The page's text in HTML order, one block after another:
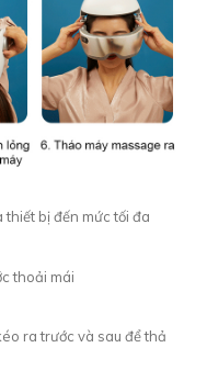
thiết bị đến mức tối đa
thoải mái
ra trước và sau để thả